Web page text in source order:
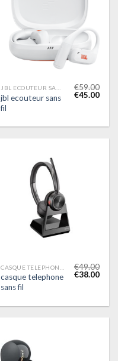
jbl ecouteur sans
fil
€59.00
€45.00
casque telephone
sans fil
€49.00
€38.00